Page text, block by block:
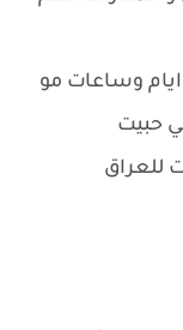
وساعات مو
حبيت
للعراق